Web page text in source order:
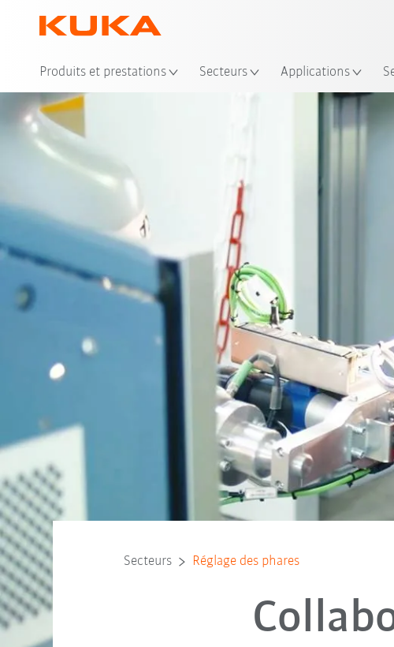
Produits et prestations Secteurs Applications
Situation initiale Solution Vidéo
Secteurs Réglage des phares